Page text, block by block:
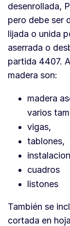
desenrollada,
pero debe ser
lijada o unida
aserrada o
partida 4407.
madera son:
madera
varios
vigas,
tablones,
cuadros
listones
También se
cortada en